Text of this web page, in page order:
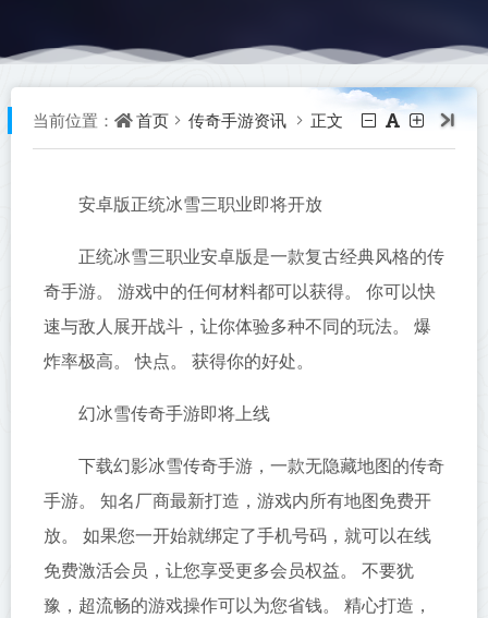
当前位置： 首页 传奇手游资讯 正文
安卓版正统冰雪三职业即将开放
正统冰雪三职业安卓版是一款复古经典风格的传
奇手游。 游戏中的任何材料都可以获得。 你可以快
速与敌人展开战斗，让你体验多种不同的玩法。 爆
炸率极高。 快点。 获得你的好处。
幻冰雪传奇手游即将上线
下载幻影冰雪传奇手游，一款无隐藏地图的传奇
手游。 知名厂商最新打造，游戏内所有地图免费开
放。 如果您一开始就绑定了手机号码，就可以在线
免费激活会员，让您享受更多会员权益。 不要犹
豫，超流畅的游戏操作可以为您省钱。 精心打造，